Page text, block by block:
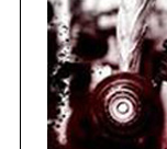
S
e
a
r
c